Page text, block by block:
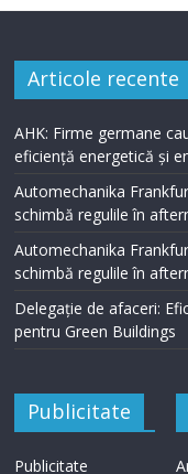
Articole recente
AHK: Firme germane
eficiență energetică și
Automechanika
schimbă regulile în
Automechanika
schimbă regulile în
Delegație de afaceri:
pentru Green Buildings
Publicitate
Publicitate